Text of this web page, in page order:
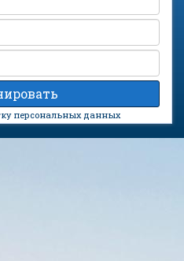
персональных данных
карте